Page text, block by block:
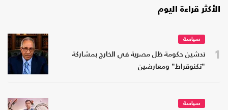
الأكثر قراءة اليوم
1
سياسة
تدشين حكومة ظل مصرية في الخارج بمشاركة
"تكنوقراط" ومعارضين
سياسة